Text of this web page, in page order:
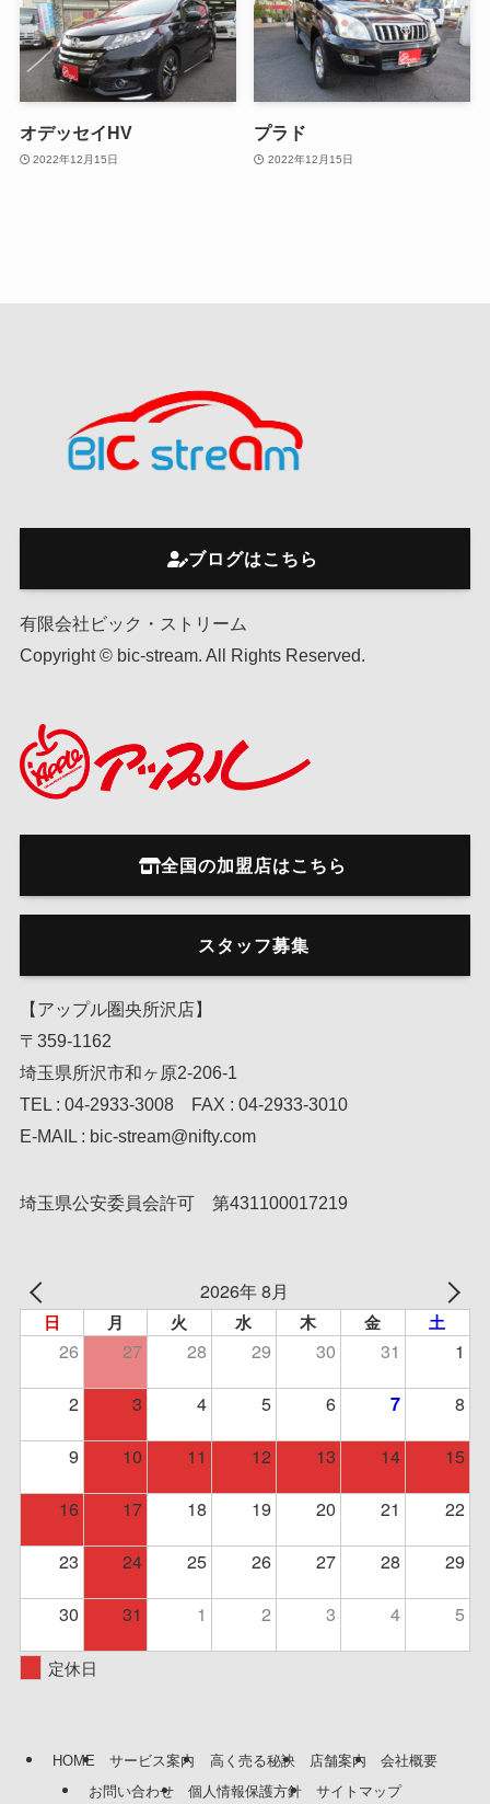
オデッセイHV
2022年12月15日
プラド
2022年12月15日
ブログはこちら
有限会社ビック・ストリーム
Copyright © bic-stream. All Rights Reserved.
全国の加盟店はこちら
スタッフ募集
【アップル圏央所沢店】
〒359-1162
埼玉県所沢市和ヶ原2-206-1
TEL : 04-2933-3008 FAX : 04-2933-3010
E-MAIL : bic-stream@nifty.com
埼玉県公安委員会許可 第431100017219
2026年 8月
日 月 火 水 木 金 土
26 27 28 29 30 31
1
2
3 4 5 6 7
8
9
10 11 12 13 14
15
16
17 18 19 20 21
22
23
24 25 26 27 28
29
30
31 1 2 3 4 5
定休日
HOME サービス案内 高く売る秘訣 店舗案内
会社概要
お問い合わせ
個人情報保護方針 サイトマップ